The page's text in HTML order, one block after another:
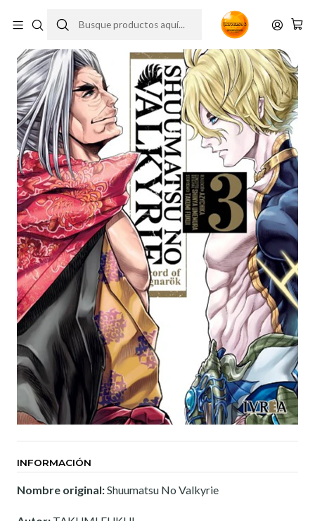
INFORMACIÓN
Nombre original:Shuumatsu No Valkyrie